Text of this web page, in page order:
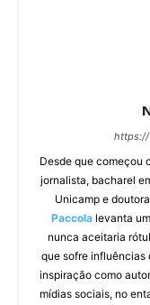
https://
Desde que começou
jornalista, bacharel
Unicamp e
Paccolalevanta
nunca aceitaria
que sofre influências
inspiração como
mídias sociais, no